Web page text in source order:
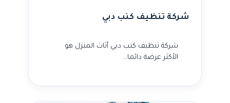
شركة تنظيف كنب دبي
شركة تنظيف كنب دبي أثاث المنزل هو
الأكثر عرضة دائما…